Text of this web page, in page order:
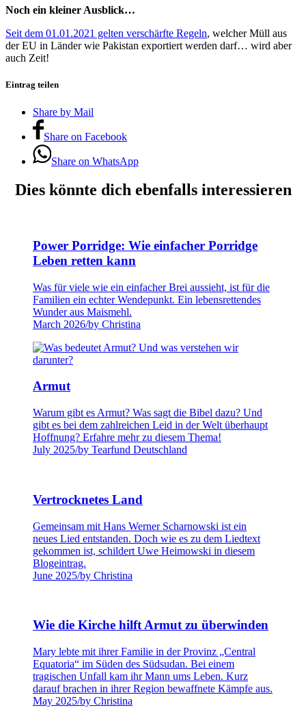
Noch ein kleiner Ausblick…
Seit dem 01.01.2021 gelten verschärfte Regeln, welcher Müll aus
der EU in Länder wie Pakistan exportiert werden darf… wird aber
auch Zeit!
Eintrag teilen
Share by Mail
Share on Facebook
Share on WhatsApp
Dies könnte dich ebenfalls interessieren
Power Porridge: Wie einfacher Porridge
Leben retten kann
Was für viele wie ein einfacher Brei aussieht, ist für die
Familien ein echter Wendepunkt. Ein lebensrettendes
Wunder aus Maismehl.
March 2026/by Christina
Armut
Warum gibt es Armut? Was sagt die Bibel dazu? Und
gibt es bei dem zahlreichen Leid in der Welt überhaupt
Hoffnung? Erfahre mehr zu diesem Thema!
July 2025/by Tearfund Deutschland
Vertrocknetes Land
Gemeinsam mit Hans Werner Scharnowski ist ein
neues Lied entstanden. Doch wie es zu dem Liedtext
gekommen ist, schildert Uwe Heimowski in diesem
Blogeintrag.
June 2025/by Christina
Wie die Kirche hilft Armut zu überwinden
Mary lebte mit ihrer Familie in der Provinz „Central
Equatoria“ im Süden des Südsudan. Bei einem
tragischen Unfall kam ihr Mann ums Leben. Kurz
darauf brachen in ihrer Region bewaffnete Kämpfe aus.
May 2025/by Christina